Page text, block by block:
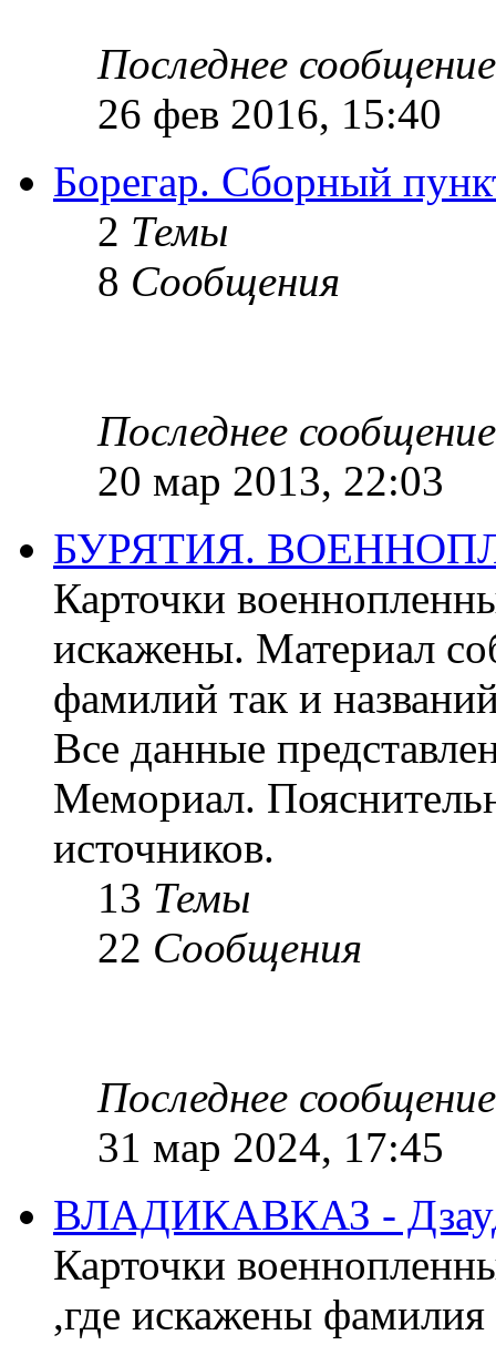
Последнее сообщение
26 фев 2016, 15:40
Борегар. Сборный
2 Темы
8 Сообщения
Последнее сообщение
20 мар 2013, 22:03
БУРЯТИЯ.
Карточки
искажены. Материал
фамилий так и
Все данные
Мемориал.
источников.
13 Темы
22 Сообщения
Последнее сообщение
31 мар 2024, 17:45
ВЛАДИКАВКАЗ -
Карточки
,где искажены